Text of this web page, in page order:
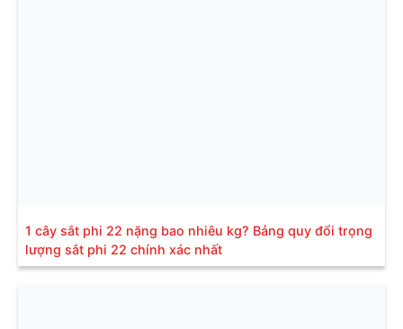
1 cây sắt phi 22 nặng bao nhiêu kg? Bảng quy đổi trọng
lượng sắt phi 22 chính xác nhất